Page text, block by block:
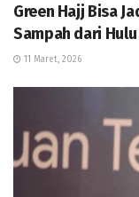
Green Hajj Bisa
Sampah dari Hulu
11 Maret, 2026